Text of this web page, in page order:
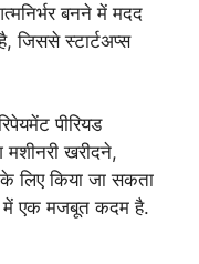
बनने में मदद
जिससे स्टार्टअप्स
पीरियड
मशीनरी खरीदने,
लिए किया जा सकता
में एक मजबूत कदम है.